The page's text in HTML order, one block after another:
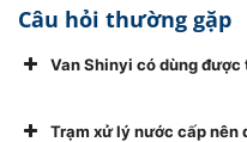
Câu hỏi thường gặp
Van Shinyi có dùng
Trạm xử lý nước cấp nên